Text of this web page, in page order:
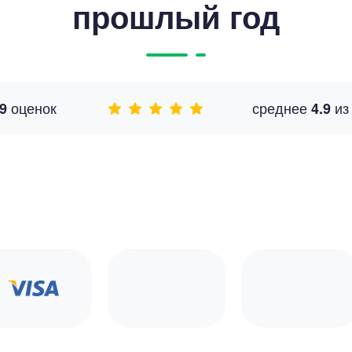
прошлый год
оценок среднее4.9 из